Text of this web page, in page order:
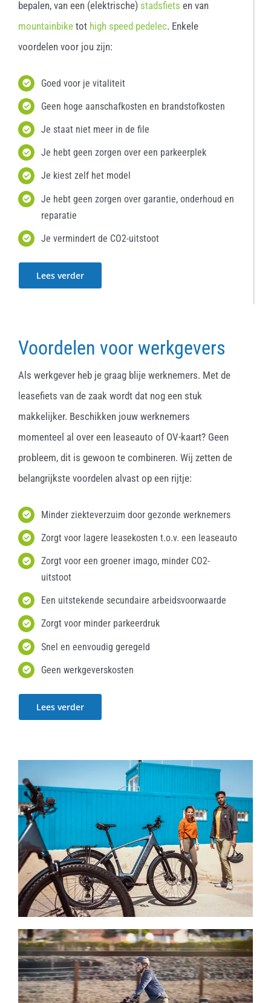
bepalen, van een (elektrische) stadsfiets en van
mountainbiketot high speed pedelec. Enkele
voordelen voor jou zijn:
Goed voor je vitaliteit
Geen hoge aanschafkosten en brandstofkosten
Je staat niet meer in de file
Je hebt geen zorgen over een parkeerplek
Je kiest zelf het model
Je hebt geen zorgen over garantie, onderhoud en
reparatie
Je vermindert de CO2-uitstoot
Lees verder
Voordelen voor werkgevers
Als werkgever heb je graag blije werknemers. Met de
leasefiets van de zaak wordt dat nog een stuk
makkelijker. Beschikken jouw werknemers
momenteel al over een leaseauto of OV-kaart? Geen
probleem, dit is gewoon te combineren. Wij zetten de
belangrijkste voordelen alvast op een rijtje:
Minder ziekteverzuim door gezonde werknemers
Zorgt voor lagere leasekosten t.o.v. een leaseauto
Zorgt voor een groener imago, minder CO2-
uitstoot
Een uitstekende secundaire arbeidsvoorwaarde
Zorgt voor minder parkeerdruk
Snel en eenvoudig geregeld
Geen werkgeverskosten
Lees verder